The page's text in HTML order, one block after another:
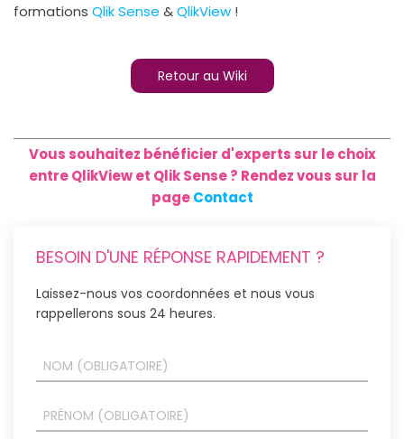
formations Qlik Sense &QlikView !
Retour au Wiki
Vous souhaitez bénéficier d'experts sur le choix
entre QlikView et Qlik Sense ? Rendez vous sur la
pageContact
BESOIN D'UNE RÉPONSE RAPIDEMENT ?
Laissez-nous vos coordonnées et nous vous
rappellerons sous 24 heures.